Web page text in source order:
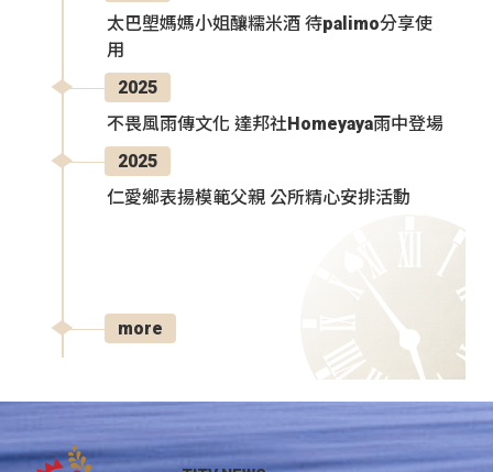
太巴塱媽媽小姐釀糯米酒 待palimo分享使
用
2025
不畏風雨傳文化 達邦社Homeyaya雨中登場
2025
仁愛鄉表揚模範父親 公所精心安排活動
more